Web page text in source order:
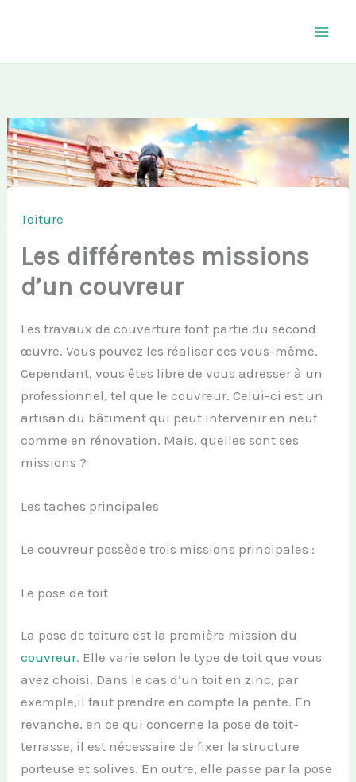
Toiture
Les différentes missions
d’un couvreur
Les travaux de couverture font partie du second
œuvre. Vous pouvez les réaliser ces vous-même.
Cependant, vous êtes libre de vous adresser à un
professionnel, tel que le couvreur. Celui-ci est un
artisan du bâtiment qui peut intervenir en neuf
comme en rénovation. Mais, quelles sont ses
missions ?
Les taches principales
Le couvreur possède trois missions principales :
Le pose de toit
La pose de toiture est la première mission du
couvreur. Elle varie selon le type de toit que vous
avez choisi. Dans le cas d’un toit en zinc, par
exemple,il faut prendre en compte la pente. En
revanche, en ce qui concerne la pose de toit-
terrasse, il est nécessaire de fixer la structure
porteuse et solives. En outre, elle passe par la pose